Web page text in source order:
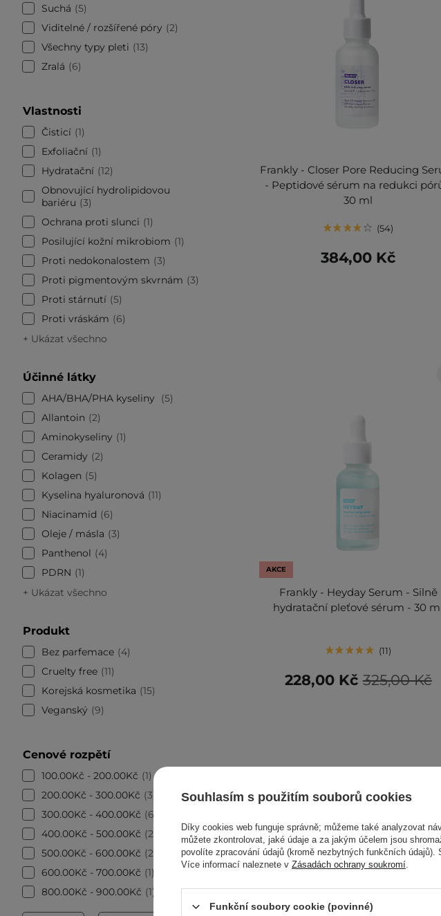
Suchá
5
Viditelné / rozšířené póry
2
Všechny typy pleti
13
Zralá
6
Vlastnosti
Čisticí 1
Exfoliační 1
Hydratační 12
Obnovující hydrolipidovou
bariéru
3
Ochrana proti slunci
1
Posilující kožní mikrobiom
1
Proti nedokonalostem
3
Proti pigmentovým skvrnám
3
Proti stárnutí 5
Proti vráskám
6
+ Ukázat všechno
Účinné látky
AHA/BHA/PHA kyseliny
5
Allantoin
2
Aminokyseliny
1
Ceramidy
2
Kolagen
5
Kyselina hyaluronová
11
Niacinamid
6
Oleje / másla
3
Panthenol
4
PDRN
1
+ Ukázat všechno
Produkt
Bez parfemace
4
Cruelty free 11
Korejská kosmetika
15
Veganský
9
Cenové rozpětí
100.00Kč - 200.00Kč
1
200.00Kč - 300.00Kč
3
300.00Kč - 400.00Kč
6
400.00Kč - 500.00Kč
2
500.00Kč - 600.00Kč
2
600.00Kč - 700.00Kč
1
800.00Kč - 900.00Kč
1
Frankly - Closer Pore Reducing
- Peptidové sérum na redukci
30 ml
54
384,00 Kč
AKCE
Frankly - Heyday Serum - Silně
hydratační pleťové sérum - 30
11
325,00 Kč
228,00 Kč
Souhlasím s použitím souborů cookies
Díky cookies web funguje správně; můžeme také analyzovat
můžete zkontrolovat, jaké údaje a za jakým účelem jsou
povolíte zpracování údajů (kromě nezbytných funkčních
Více informací naleznete v Zásadách ochrany soukromí.
Funkční soubory cookie (povinné)